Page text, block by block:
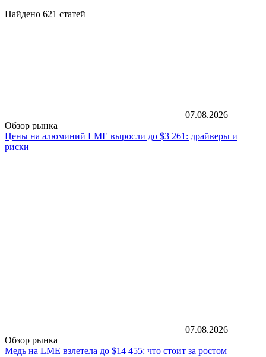
Найдено 621 статей
07.08.2026
Обзор рынка
Цены на алюминий LME выросли до $3 261: драйверы и
риски
07.08.2026
Обзор рынка
Медь на LME взлетела до $14 455: что стоит за ростом